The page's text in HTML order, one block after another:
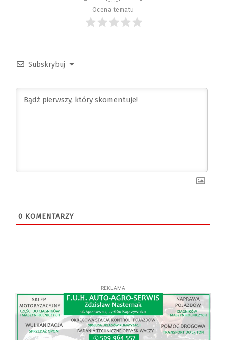
Ocena tematu
Subskrybuj
0 KOMENTARZY
REKLAMA